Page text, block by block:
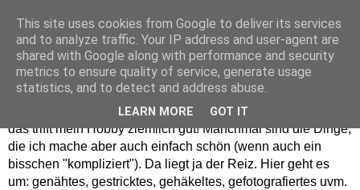
Willkommen in meinem "Wohnzimmer". Einfach und schön -
das trifft mein Hobby ziemlich gut! Manchmal sind die Dinge,
die ich mache aber auch einfach schön (wenn auch ein
bisschen "kompliziert"). Da liegt ja der Reiz. Hier geht es
um: genähtes, gestricktes, gehäkeltes, gefotografiertes uvm.
This site uses cookies from Google to deliver its services
and to analyze traffic. Your IP address and user-agent are
shared with Google along with performance and security
metrics to ensure quality of service, generate usage
statistics, and to detect and address abuse.
LEARN MORE GOT IT